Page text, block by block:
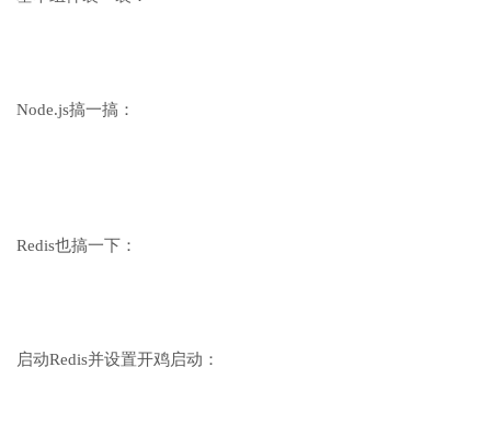
Node.js搞一搞：
Redis也搞一下：
启动Redis并设置开鸡启动：